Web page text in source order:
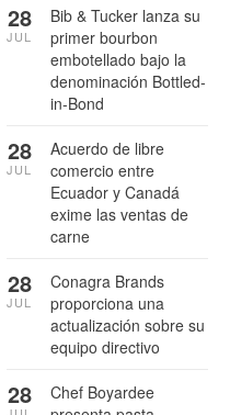
Bib & Tucker lanza su
primer bourbon
embotellado bajo la
denominación Bottled-
in-Bond
28
JUL
Acuerdo de libre
comercio entre
Ecuador y Canadá
exime las ventas de
carne
28
JUL
Conagra Brands
proporciona una
actualización sobre su
equipo directivo
28
JUL
Chef Boyardee
28